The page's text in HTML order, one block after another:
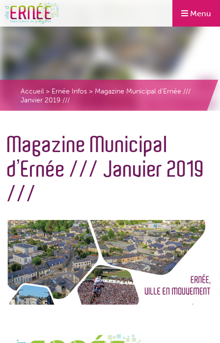
Menu
Accueil > Ernée Infos > Magazine Municipal d’Ernée ///
Janvier 2019 ///
Magazine Municipal
d’Ernée /// Janvier 2019
///